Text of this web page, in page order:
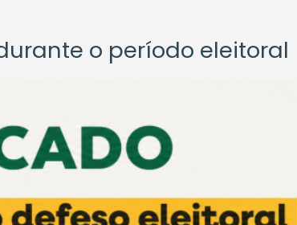
o período eleitoral